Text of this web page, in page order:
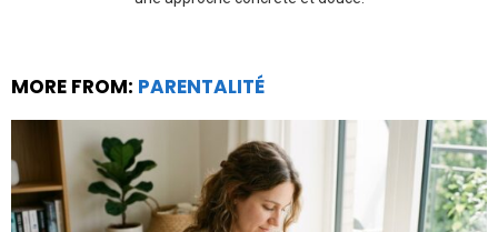
MORE FROM: PARENTALITÉ